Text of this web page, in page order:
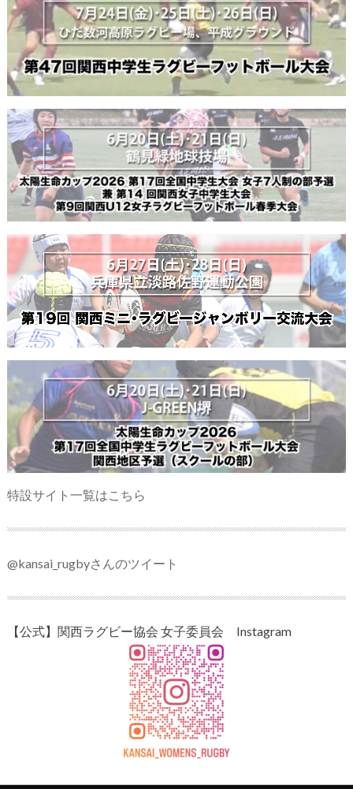
特設サイト一覧はこちら
@kansai_rugbyさんのツイート
【公式】関西ラグビー協会 女子委員会 Instagram